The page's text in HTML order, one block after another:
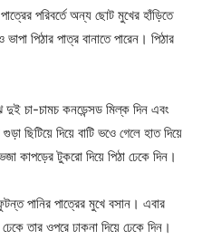
পরিবর্তে অন্য ছোট মুখের হাঁড়িতে
পিঠার পাত্র বানাতে পারেন। পিঠার
দুই চা-চামচ কনডেন্সড মিল্ক দিন এবং
ছিটিয়ে দিয়ে বাটি ভওে গেলে হাত দিয়ে
কাপড়ের টুকরো দিয়ে পিঠা ঢেকে দিন।
পানির পাত্রের মুখে বসান। এবার
তার ওপরে ঢাকনা দিয়ে ঢেকে দিন।